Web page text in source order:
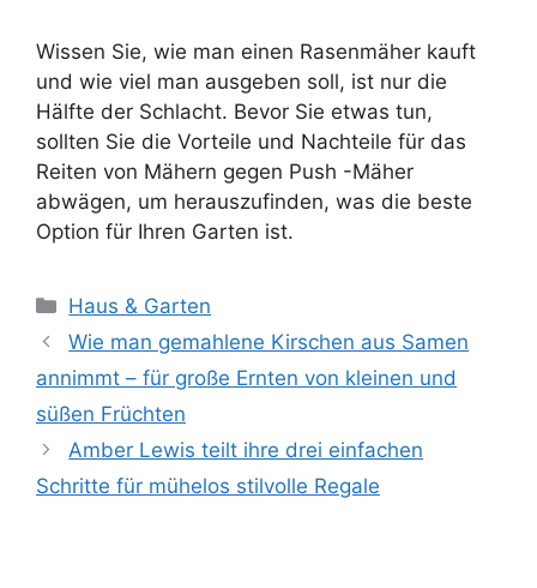
Wissen Sie, wie man einen Rasenmäher kauft
und wie viel man ausgeben soll, ist nur die
Hälfte der Schlacht. Bevor Sie etwas tun,
sollten Sie die Vorteile und Nachteile für das
Reiten von Mähern gegen Push -Mäher
abwägen, um herauszufinden, was die beste
Option für Ihren Garten ist.
Kategorien
Haus & Garten
Wie man gemahlene Kirschen aus Samen
annimmt – für große Ernten von kleinen und
süßen Früchten
Amber Lewis teilt ihre drei einfachen
Schritte für mühelos stilvolle Regale